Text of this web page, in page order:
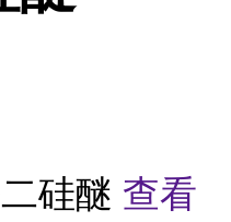
硅醚 查看